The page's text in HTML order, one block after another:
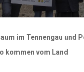
im Tennengau und
kommen vom Land